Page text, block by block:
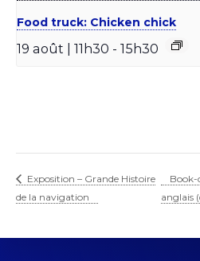
Food truck: Chicken chick
19 août | 11h30 - 15h30
Exposition – Grande Histoire
de la navigation
Book-
anglais